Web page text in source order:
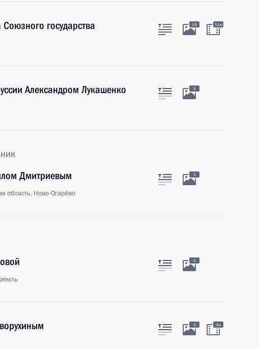
государства 19 11м
Александром Лукашенко 5
Дмитриевым
область, Ново-Огарёво
3
4
4 4м